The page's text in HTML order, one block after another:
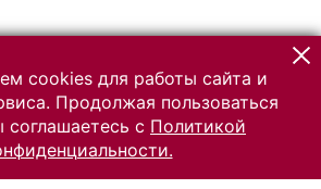
cookies для работы сайта и
Продолжая пользоваться
с Политикой